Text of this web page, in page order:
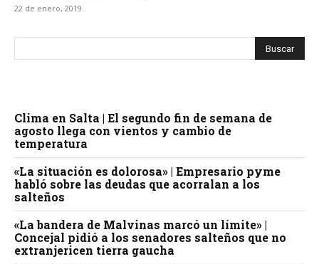
22 de enero, 2019
Clima en Salta | El segundo fin de semana de
agosto llega con vientos y cambio de
temperatura
«La situación es dolorosa» | Empresario pyme
habló sobre las deudas que acorralan a los
salteños
«La bandera de Malvinas marcó un límite» |
Concejal pidió a los senadores salteños que no
extranjericen tierra gaucha